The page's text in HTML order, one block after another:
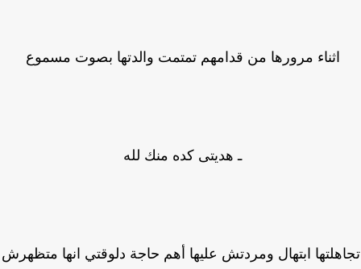
اثناء مرورها من قدامهم تمتمت والدتها بصوت مسموع
ـ هديتى كده منك لله
ابتهال ومردتش عليها أهم حاجة دلوقتي انها متظهرش